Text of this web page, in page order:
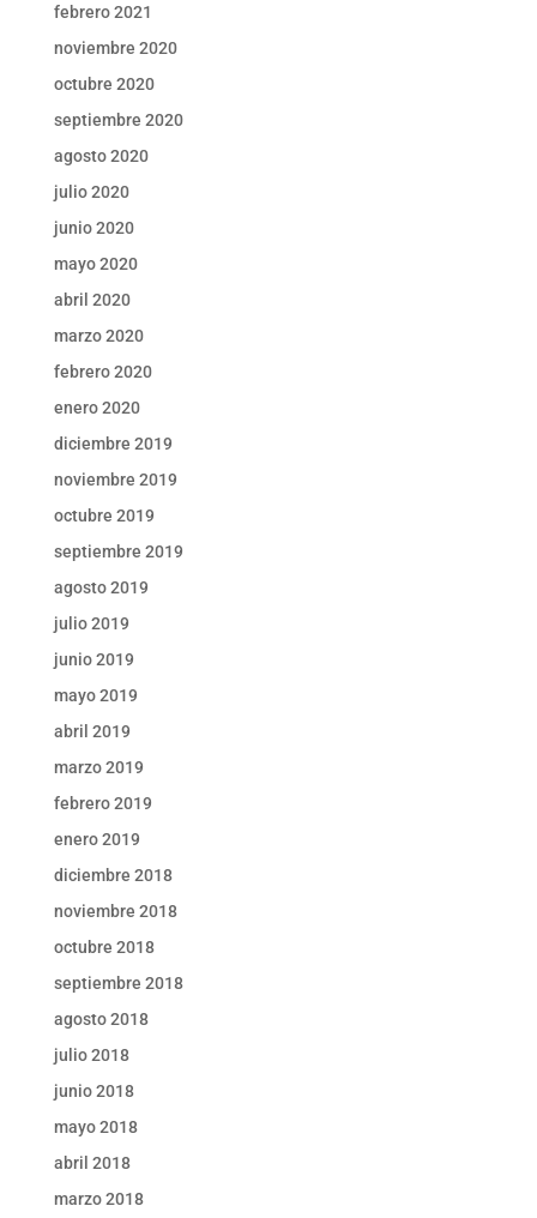
febrero 2021
noviembre 2020
octubre 2020
septiembre 2020
agosto 2020
julio 2020
junio 2020
mayo 2020
abril 2020
marzo 2020
febrero 2020
enero 2020
diciembre 2019
noviembre 2019
octubre 2019
septiembre 2019
agosto 2019
julio 2019
junio 2019
mayo 2019
abril 2019
marzo 2019
febrero 2019
enero 2019
diciembre 2018
noviembre 2018
octubre 2018
septiembre 2018
agosto 2018
julio 2018
junio 2018
mayo 2018
abril 2018
marzo 2018